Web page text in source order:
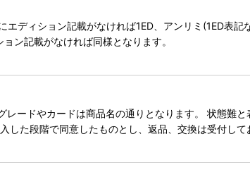
ディション記載がなければ1ED、アンリミ(1ED表記
ン記載がなければ同様となります。
ードやカードは商品名の通りとなります。 状態難
した段階で同意したものとし、返品、交換は受付して